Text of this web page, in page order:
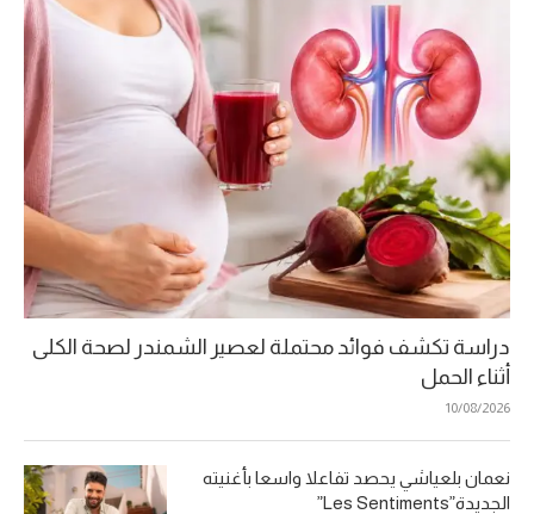
دراسة تكشف فوائد محتملة لعصير الشمندر لصحة الكلى
أثناء الحمل
10/08/2026
نعمان بلعياشي يحصد تفاعلا واسعا بأغنيته
الجديدة”Les Sentiments”